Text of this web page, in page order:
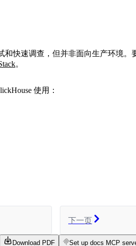
和快速调查，但并非面向生产环境
。
使用：
下一页
Download PDF Set up docs MCP